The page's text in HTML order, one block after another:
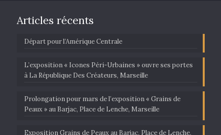
Articles récents
Départ pour l’Amérique Centrale
L’exposition « Icones Péri-Urbaines » ouvre ses portes
à La République Des Créateurs, Marseille
Prolongation pour mars de l’exposition « Grains de
Peaux » au Barjac, Place de Lenche, Marseille
Exposition Grains de Peaux au Barjac, Place de Lenche,